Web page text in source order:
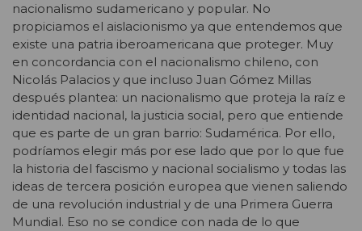
nacionalismo sudamericano y popular. No
propiciamos el aislacionismo ya que entendemos que
existe una patria iberoamericana que proteger. Muy
en concordancia con el nacionalismo chileno, con
Nicolás Palacios y que incluso Juan Gómez Millas
después plantea: un nacionalismo que proteja la raíz e
identidad nacional, la justicia social, pero que entiende
que es parte de un gran barrio: Sudamérica. Por ello,
podríamos elegir más por ese lado que por lo que fue
la historia del fascismo y nacional socialismo y todas las
ideas de tercera posición europea que vienen saliendo
de una revolución industrial y de una Primera Guerra
Mundial. Eso no se condice con nada de lo que